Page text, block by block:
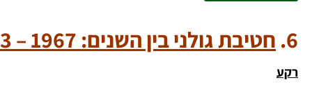
6. חטיבת גולני בין השנים: 1967 – 1973 (לא כולל המלחמות)
רקע